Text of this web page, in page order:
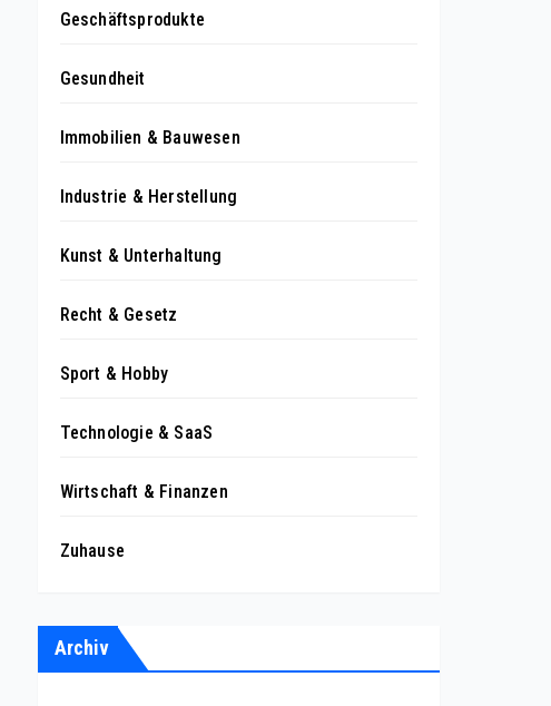
Geschäftsprodukte
Gesundheit
Immobilien & Bauwesen
Industrie & Herstellung
Kunst & Unterhaltung
Recht & Gesetz
Sport & Hobby
Technologie & SaaS
Wirtschaft & Finanzen
Zuhause
Archiv